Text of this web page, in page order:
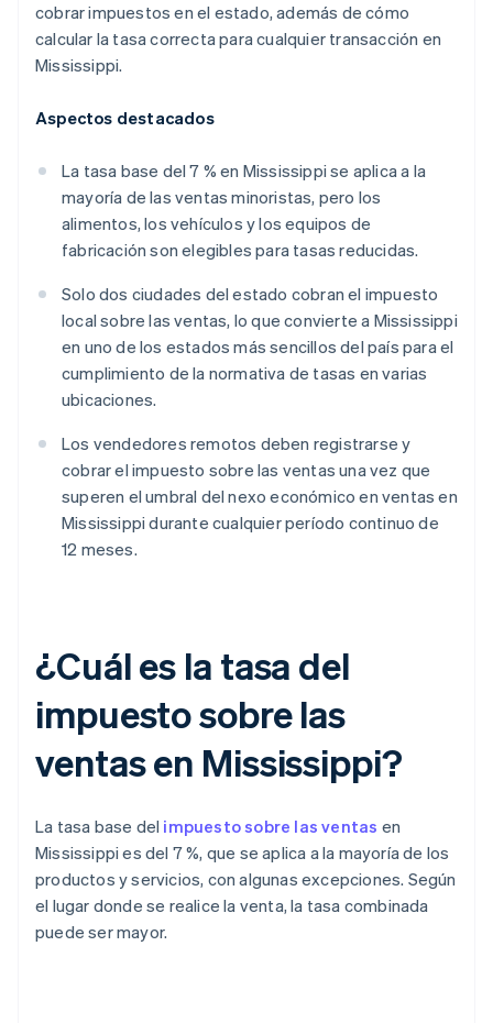
cobrar impuestos en el estado, además de cómo
calcular la tasa correcta para cualquier transacción en
Mississippi.
Aspectos destacados
La tasa base del 7 % en Mississippi se aplica a la
mayoría de las ventas minoristas, pero los
alimentos, los vehículos y los equipos de
fabricación son elegibles para tasas reducidas.
Solo dos ciudades del estado cobran el impuesto
local sobre las ventas, lo que convierte a Mississippi
en uno de los estados más sencillos del país para el
cumplimiento de la normativa de tasas en varias
ubicaciones.
Los vendedores remotos deben registrarse y
cobrar el impuesto sobre las ventas una vez que
superen el umbral del nexo económico en ventas en
Mississippi durante cualquier período continuo de
12 meses.
¿Cuál es la tasa del
impuesto sobre las
ventas en Mississippi?
La tasa base del impuesto sobre las ventas en
Mississippi es del 7 %, que se aplica a la mayoría de los
productos y servicios, con algunas excepciones. Según
el lugar donde se realice la venta, la tasa combinada
puede ser mayor.